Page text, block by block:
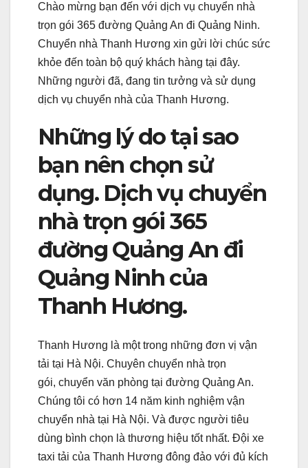
Chào mừng bạn đến với dịch vụ chuyển nhà
trọn gói 365 đường Quảng An đi Quảng Ninh.
Chuyển nhà Thanh Hương xin gửi lời chúc sức
khỏe đến toàn bộ quý khách hàng tại đây.
Những người đã, đang tin tưởng và sử dụng
dịch vụ chuyển nhà của Thanh Hương.
Những lý do tại sao
bạn nên chọn sử
dụng. Dịch vụ chuyển
nhà trọn gói 365
đường Quảng An đi
Quảng Ninh của
Thanh Hương.
Thanh Hương là một trong những đơn vị vận
tải tại Hà Nội. Chuyên chuyển nhà trọn
gói, chuyển văn phòng tại đường Quảng An.
Chúng tôi có hơn 14 năm kinh nghiệm vận
chuyển nhà tại Hà Nội. Và được người tiêu
dùng bình chọn là thương hiệu tốt nhất. Đội xe
taxi tải của Thanh Hương đông đảo với đủ kích